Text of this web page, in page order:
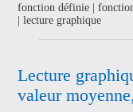
fonction définie |
| lecture graphique
Lecture
valeur